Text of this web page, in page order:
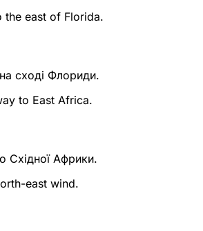
the east of Florida.
сході Флориди.
to East Africa.
Східної Африки.
east wind.